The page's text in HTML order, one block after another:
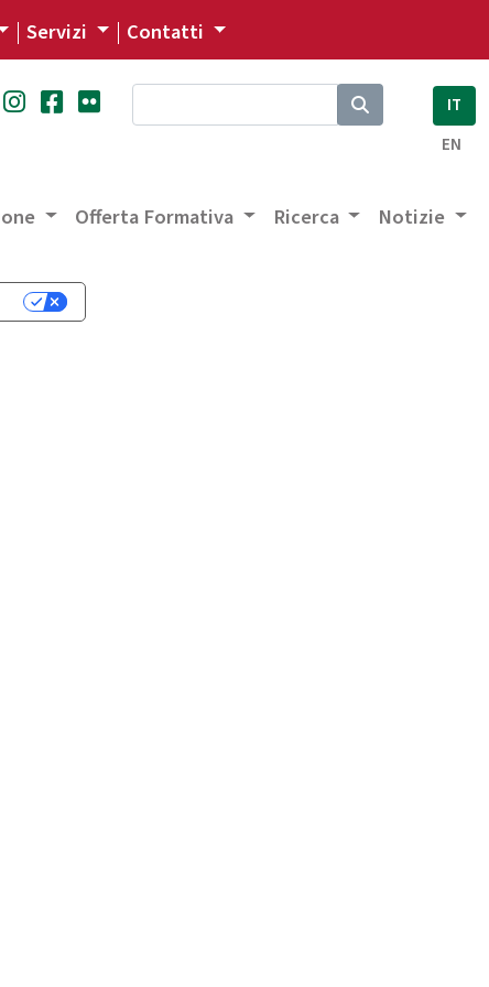
Servizi Contatti
IT
EN
Offerta Formativa Ricerca Notizie